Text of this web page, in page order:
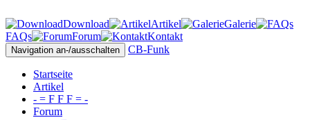
Download Artikel
Galerie
FAQs
Forum Kontakt
Navigation an-/ausschalten CB-Funk
Startseite
Artikel
- = F F F = -
Forum